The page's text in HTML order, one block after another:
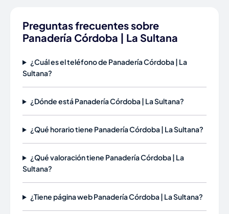
Preguntas frecuentes sobre
Panadería Córdoba | La Sultana
¿Cuál es el teléfono de Panadería Córdoba | La
Sultana?
¿Dónde está Panadería Córdoba | La Sultana?
¿Qué horario tiene Panadería Córdoba | La Sultana?
¿Qué valoración tiene Panadería Córdoba | La
Sultana?
¿Tiene página web Panadería Córdoba | La Sultana?